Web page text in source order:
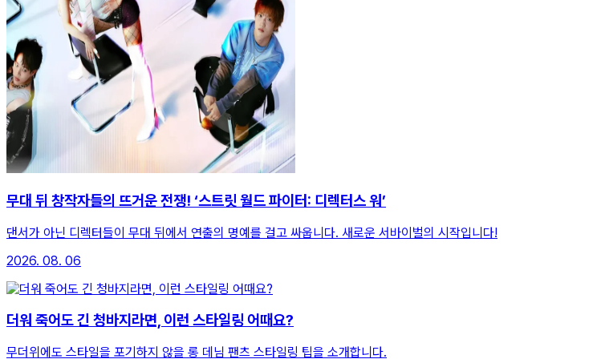
무대 뒤 창작자들의 뜨거운 전쟁! ‘스트릿 월드 파이터: 디렉터스 워’
댄서가 아닌 디렉터들이 무대 뒤에서 연출의 명예를 걸고 싸웁니다. 새로운 서바이벌의 시작입니다!
2026. 08. 06
더워 죽어도 긴 청바지라면, 이런 스타일링 어때요?
무더위에도 스타일을 포기하지 않을 롱 데님 팬츠 스타일링 팁을 소개합니다.